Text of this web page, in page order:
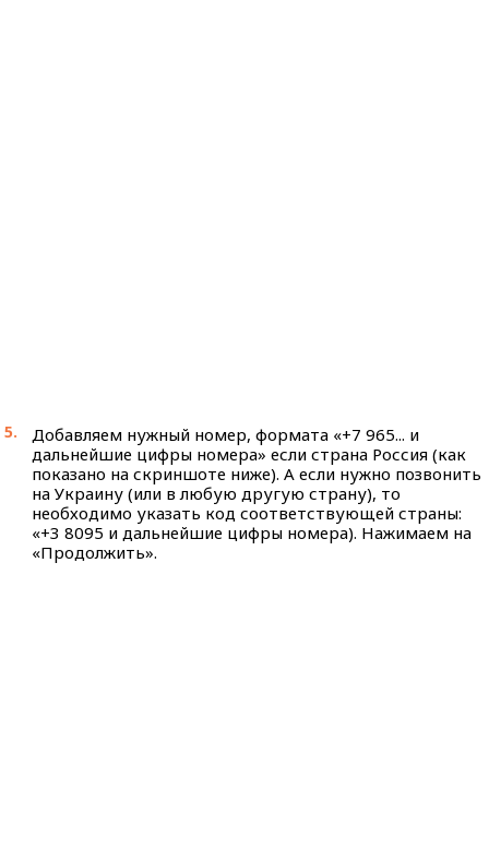
Добавляем нужный номер, формата «+7 965... и
дальнейшие цифры номера» если страна Россия (как
показано на скриншоте ниже). А если нужно позвонить
на Украину (или в любую другую страну), то
необходимо указать код соответствующей страны:
«+3 8095 и дальнейшие цифры номера). Нажимаем на
«Продолжить».